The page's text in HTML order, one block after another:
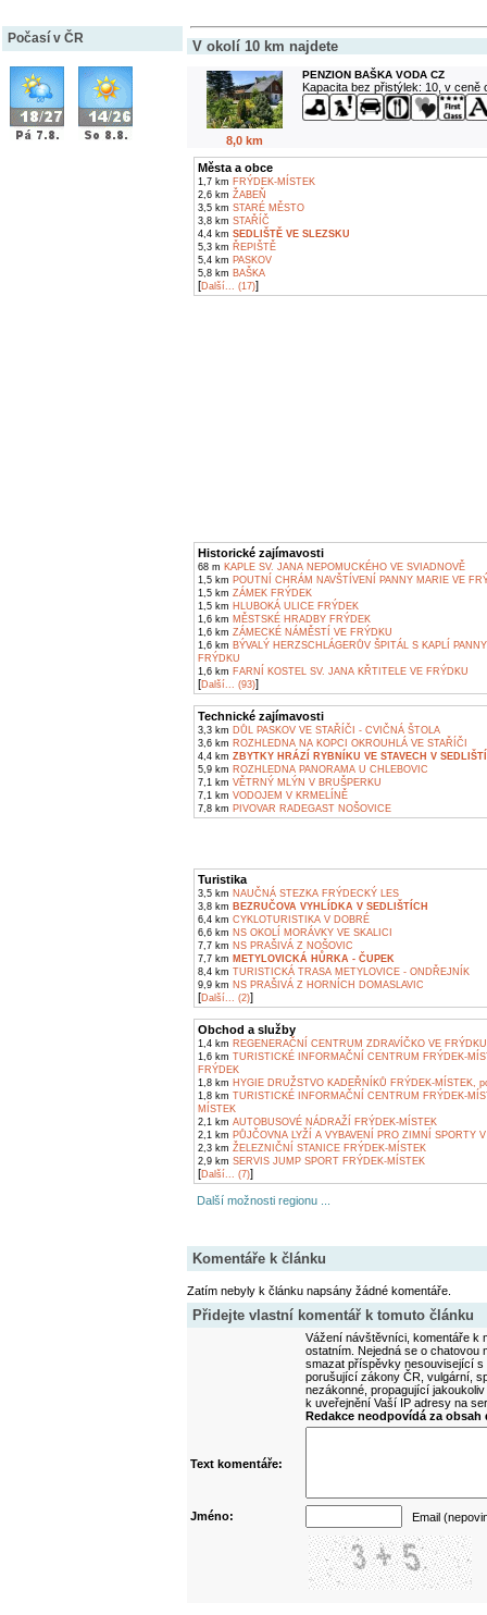
Počasí v ČR V okolí 10 km najdete
8,0 km
PENZION BAŠKA VODA CZ
Kapacita bez přistýlek: 10, v ceně
Města a obce
1,7 km FRÝDEK-MÍSTEK
2,6 km ŽABEŇ
3,5 km STARÉ MĚSTO
3,8 km STAŘÍČ
4,4 km SEDLIŠTĚ VE SLEZSKU
5,3 km ŘEPIŠTĚ
5,4 km PASKOV
5,8 km BAŠKA
[Další... (17)]
Historické zajímavosti
68 m KAPLE SV. JANA NEPOMUCKÉHO VE SVIADNOVĚ
1,5 km POUTNÍ CHRÁM NAVŠTÍVENÍ PANNY MARIE VE
1,5 km ZÁMEK FRÝDEK
1,5 km HLUBOKÁ ULICE FRÝDEK
1,6 km MĚSTSKÉ HRADBY FRÝDEK
1,6 km ZÁMECKÉ NÁMĚSTÍ VE FRÝDKU
1,6 km BÝVALÝ HERZSCHLÁGERŮV ŠPITÁL S KAPLÍ
FRÝDKU
1,6 km FARNÍ KOSTEL SV. JANA KŘTITELE VE FRÝDKU
[Další... (93)]
Technické zajímavosti
3,3 km DŮL PASKOV VE STAŘÍČI - CVIČNÁ ŠTOLA
3,6 km ROZHLEDNA NA KOPCI OKROUHLÁ VE STAŘÍČI
4,4 km ZBYTKY HRÁZÍ RYBNÍKU VE STAVECH V
5,9 km ROZHLEDNA PANORAMA U CHLEBOVIC
7,1 km VĚTRNÝ MLÝN V BRUŠPERKU
7,1 km VODOJEM V KRMELÍNĚ
7,8 km PIVOVAR RADEGAST NOŠOVICE
Turistika
3,5 km NAUČNÁ STEZKA FRÝDECKÝ LES
3,8 km BEZRUČOVA VYHLÍDKA V SEDLIŠTÍCH
6,4 km CYKLOTURISTIKA V DOBRÉ
6,6 km NS OKOLÍ MORÁVKY VE SKALICI
7,7 km NS PRAŠIVÁ Z NOŠOVIC
7,7 km METYLOVICKÁ HŮRKA - ČUPEK
8,4 km TURISTICKÁ TRASA METYLOVICE - ONDŘEJNÍK
9,9 km NS PRAŠIVÁ Z HORNÍCH DOMASLAVIC
[Další... (2)]
Obchod a služby
1,4 km REGENERAČNÍ CENTRUM ZDRAVÍČKO VE
1,6 km TURISTICKÉ INFORMAČNÍ CENTRUM FRÝDEK-
FRÝDEK
1,8 km HYGIE DRUŽSTVO KADEŘNÍKŮ FRÝDEK-MÍSTEK,
1,8 km TURISTICKÉ INFORMAČNÍ CENTRUM FRÝDEK-
MÍSTEK
2,1 km AUTOBUSOVÉ NÁDRAŽÍ FRÝDEK-MÍSTEK
2,1 km PŮJČOVNA LYŽÍ A VYBAVENÍ PRO ZIMNÍ SPORTY
2,3 km ŽELEZNIČNÍ STANICE FRÝDEK-MÍSTEK
2,9 km SERVIS JUMP SPORT FRÝDEK-MÍSTEK
[Další... (7)]
Další možnosti regionu ...
Komentáře k článku
Zatím nebyly k článku napsány žádné komentáře.
Přidejte vlastní komentář k tomuto článku
Vážení návštěvníci, komentáře k
ostatním. Nejedná se o
smazat příspěvky nesouvisející
porušující zákony ČR, vulgární,
nezákonné, propagující
k uveřejnění Vaší IP adresy na
Redakce neodpovídá za
Text komentáře:
Jméno: Email